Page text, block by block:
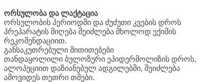
ორსულობა და ლაქტაცია
ორსულობის პერიოდში და ძუძუთი კვების დროს
პრეპარატის მიღება შეიძლება მხოლოდ ექიმის
რეკომენდაციით.
განსაკუთრებული მითითებები
თანდაყოლილი ბულოზური ეპიდერმოლიზის დროს,
ალოპეციით დაზიანებულ ადგილებში, შეიძლება
ამოვიდეს თეთრი თმები.